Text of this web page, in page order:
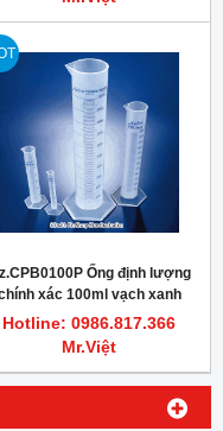
Ống định lượng
xác 100ml vạch xanh
Azlon
Hotline: 0986.817.366
Mr.Việt